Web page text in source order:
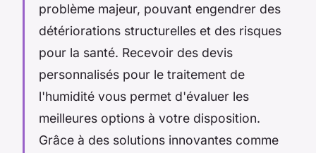
problème majeur, pouvant engendrer des
détériorations structurelles et des risques
pour la santé. Recevoir des devis
personnalisés pour le traitement de
l'humidité vous permet d'évaluer les
meilleures options à votre disposition.
Grâce à des solutions innovantes comme